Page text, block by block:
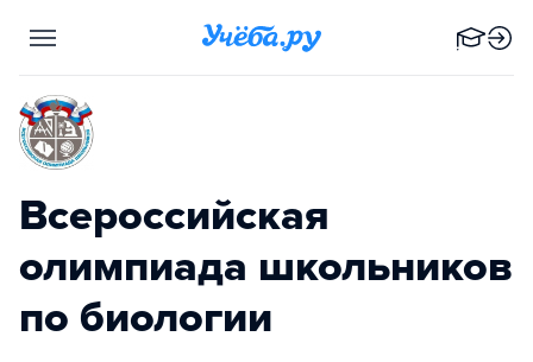
Всероссийская
олимпиада школьников
по биологии